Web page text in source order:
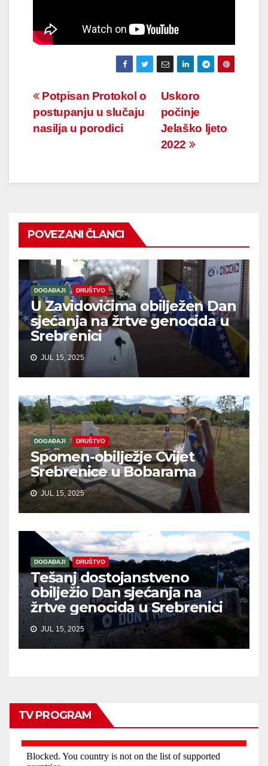
Navigacija
članaka
Uskoro
počinje
Jelaško ljeto
2022
Potpisan Protokol o
postupanju u slučaju
nasilja u porodici
POVEZANI ČLANCI
DOGAĐAJI DRUŠTVO
U Zavidovićima obilježen Dan
sjećanja na žrtve genocida u
Srebrenici
JUL 15, 2025
DOGAĐAJI DRUŠTVO
Spomen-obilježje Cvijet
Srebrenice u Bobarama
JUL 15, 2025
DOGAĐAJI DRUŠTVO
Tešanj dostojanstveno
obilježio Dan sjećanja na
žrtve genocida u Srebrenici
JUL 15, 2025
TV PROGRAM